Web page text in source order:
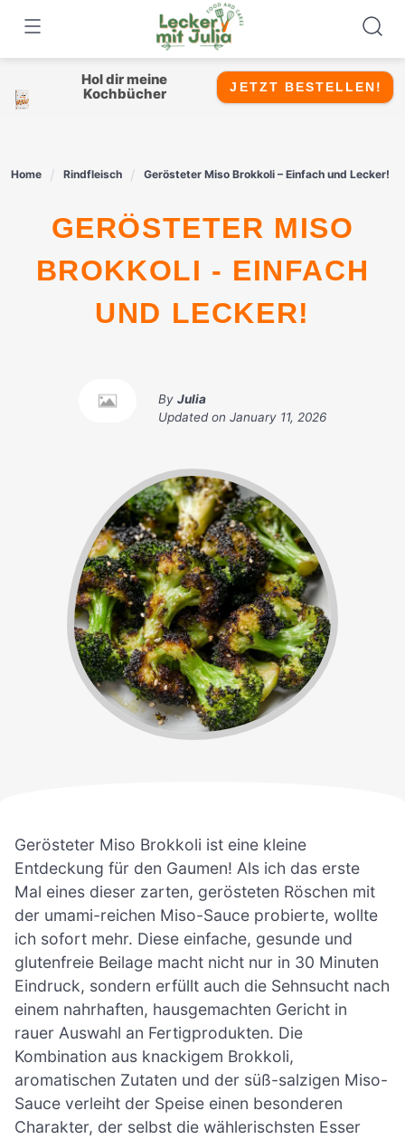
content
Hol dir meine
Kochbücher
JETZT BESTELLEN!
Home Rindfleisch Gerösteter Miso Brokkoli – Einfach und Lecker!
GERÖSTETER MISO
BROKKOLI - EINFACH
UND LECKER!
By Julia
Updated on January 11, 2026
Gerösteter Miso Brokkoli ist eine kleine
Entdeckung für den Gaumen! Als ich das erste
Mal eines dieser zarten, gerösteten Röschen mit
der umami-reichen Miso-Sauce probierte, wollte
ich sofort mehr. Diese einfache, gesunde und
glutenfreie Beilage macht nicht nur in 30 Minuten
Eindruck, sondern erfüllt auch die Sehnsucht nach
einem nahrhaften, hausgemachten Gericht in
rauer Auswahl an Fertigprodukten. Die
Kombination aus knackigem Brokkoli,
aromatischen Zutaten und der süß-salzigen Miso-
Sauce verleiht der Speise einen besonderen
Charakter, der selbst die wählerischsten Esser